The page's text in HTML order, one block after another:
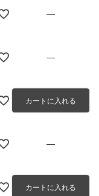
—
—
カートに入れる
—
カートに入れる